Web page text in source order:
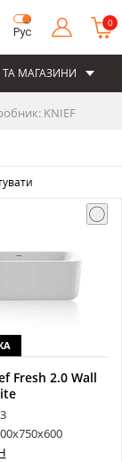
Рус
0
МАГАЗИНИ
KNIEF
Fresh 2.0 Wall